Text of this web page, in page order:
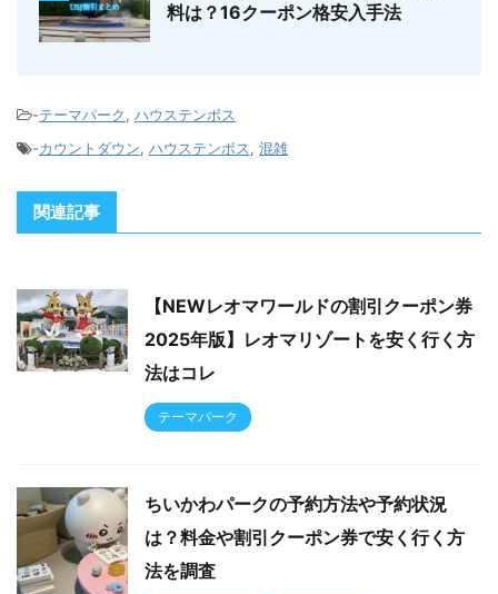
料は？16クーポン格安入手法
-テーマパーク, ハウステンボス
-カウントダウン, ハウステンボス, 混雑
関連記事
【NEWレオマワールドの割引クーポン券
2025年版】レオマリゾートを安く行く方
法はコレ
テーマパーク
ちいかわパークの予約方法や予約状況
は？料金や割引クーポン券で安く行く方
法を調査